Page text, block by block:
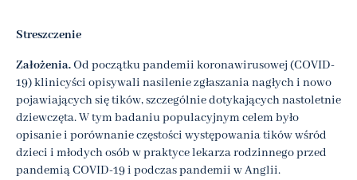
Streszczenie
Założenia.Od początku pandemii koronawirusowej (COVID-
19) klinicyści opisywali nasilenie zgłaszania nagłych i nowo
pojawiających się tików, szczególnie dotykających nastoletnie
dziewczęta. W tym badaniu populacyjnym celem było
opisanie i porównanie częstości występowania tików wśród
dzieci i młodych osób w praktyce lekarza rodzinnego przed
pandemią COVID-19 i podczas pandemii w Anglii.